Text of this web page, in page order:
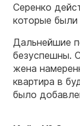
Серенко
которые
Дальнейшие
безуспешны.
жена
квартира в
было